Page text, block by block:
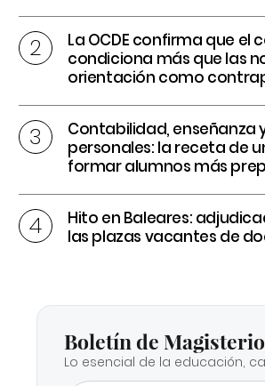
La OCDE confirma que el
condiciona más que las
orientación como
Contabilidad, enseñanza
personales: la receta de
formar alumnos más
Hito en Baleares:
las plazas vacantes de
Boletín de Magisterio
Lo esencial de la educación,